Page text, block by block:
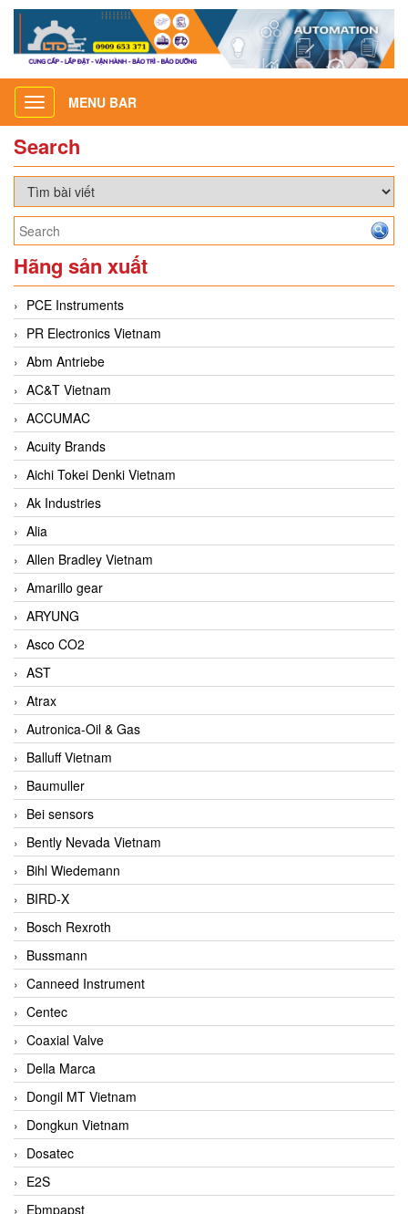
Toggle
navigation
MENU BAR
Search
Hãng sản xuất
PCE Instruments
PR Electronics Vietnam
Abm Antriebe
AC&T Vietnam
ACCUMAC
Acuity Brands
Aichi Tokei Denki Vietnam
Ak Industries
Alia
Allen Bradley Vietnam
Amarillo gear
ARYUNG
Asco CO2
AST
Atrax
Autronica-Oil & Gas
Balluff Vietnam
Baumuller
Bei sensors
Bently Nevada Vietnam
Bihl Wiedemann
BIRD-X
Bosch Rexroth
Bussmann
Canneed Instrument
Centec
Coaxial Valve
Della Marca
Dongil MT Vietnam
Dongkun Vietnam
Dosatec
E2S
Ebmpapst